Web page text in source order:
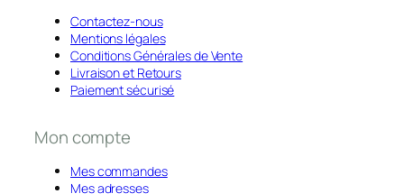
Contactez-nous
Mentions légales
Conditions Générales de Vente
Livraison et Retours
Paiement sécurisé
Mon compte
Mes commandes
Mes adresses